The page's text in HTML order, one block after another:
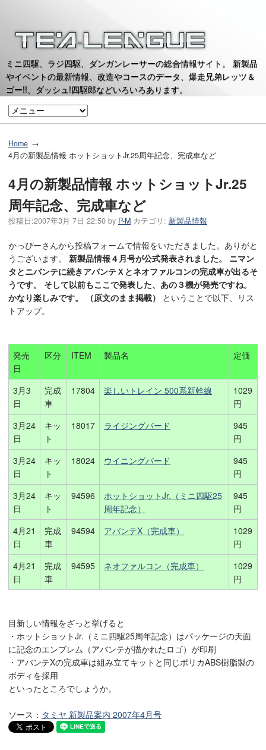
ミニ四駆、ラジ四駆、ダンガンレーサーの総合情報サイト。 新製品
やイベントの最新情報、改造やコースのデータ、爆走兄弟レッツ＆
ゴー!!、ダッシュ!四駆郎などいろいろあります。
Home
4月の新製品情報 ホットショットJr.25周年記念、完成車など
4月の新製品情報 ホットショットJr.25
周年記念、完成車など
投稿日:2007年3月 7日 22:50 by P-M カテゴリ: 新製品情報
かっぴーさんから投稿フォームで情報をいただきました。ありがと
うございます。 新製品情報４月号が公式発表されました。 ニマン
タとニバンテに続きアバンテＸとネオファルコンの完成車が出るそ
うです。 そして以前もここで発表した、あの３機が発売ですね。
かなり楽しみです。 （原文のまま掲載）
ということで以下、リス
トアップ。
発売
日
区分 ITEM 製品名 定価
3月3
日
完成
車
17804 楽しいトレイン 500系新幹線
1029
円
3月24
日
キッ
ト
18017 ライジングバード
945
円
3月24
日
キッ
ト
18024 ウイニングバード
945
円
3月24
日
キッ
ト
94596
ホットショットJr.（ミニ四駆25
周年記念）
945
円
4月21
日
完成
車
94594 アバンテX（完成車）
1029
円
4月21
日
完成
車
94595 ネオファルコン（完成車）
1029
円
目新しい情報をざっと挙げると
・ホットショットJr.（ミニ四駆25周年記念）はパッケージの天面
に記念のエンブレム（アバンテが描かれたロゴ）が印刷
・アバンテXの完成車は組み立てキットと同じポリカABS樹脂製の
ボディを採用
といったところでしょうか。
ソース： タミヤ 新製品案内 2007年4月号